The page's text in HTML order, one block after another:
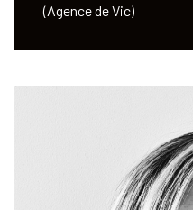
(Agence de Vic)